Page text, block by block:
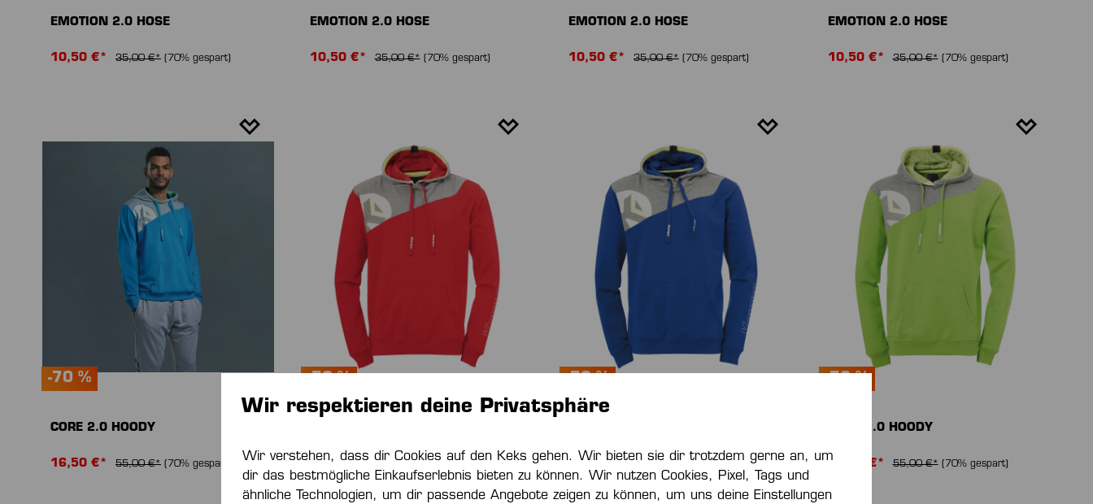
EMOTION 2.0 HOSE
10,50 €* 35,00 €* (70% gespart)
EMOTION 2.0 HOSE
10,50 €* 35,00 €* (70% gespart)
EMOTION 2.0 HOSE
10,50 €* 35,00 €* (70% gespart)
EMOTION 2.0 HOSE
10,50 €* 35,00 €* (70% gespart)
-70 %
CORE 2.0 HOODY
16,50 €* 55,00 €* (70% gespart)
-70 %
16,50 €*
-70 %
16,50 €*
-70 %
CORE 2.0 HOODY
16,50 €* 55,00 €* (70% gespart)
Wir respektieren deine Privatsphäre
Wir verstehen, dass dir Cookies auf den Keks gehen. Wir bieten sie dir trotzdem gerne an, um
dir das bestmögliche Einkaufserlebnis bieten zu können. Wir nutzen Cookies, Pixel, Tags und
ähnliche Technologien, um dir passende Angebote zeigen zu können, um uns deine Einstellungen